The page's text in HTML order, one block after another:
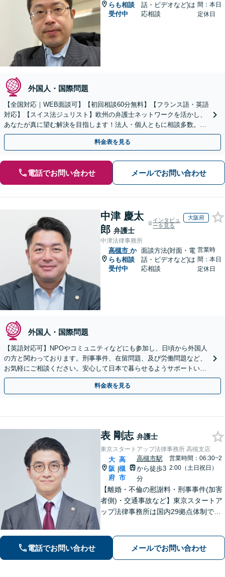
らも相談
受付中
話・ビデオなど)は
応相談
間：本日
定休日
外国人・国際問題
【全国対応｜WEB面談可】【初回相談60分無料】【フランス語・英語
対応】【スイス法ジュリスト】欧州の弁護士ネットワークを活かし、
あなたが真に望む解決を目指します！法人・個人ともに相談多数。細
やかな連絡と粘り強い交渉を徹底【休日・夜間相談可】
料金表を見る
電話でお問い合わせ メールでお問い合わせ
中津 慶太
郎 弁護士
インタビュ
ーを見る
大阪府
中津法律事務所
高槻市 か
らも相談
受付中
面談方法(対面・電
話・ビデオなど)は
応相談
営業時
間：本日
定休日
外国人・国際問題
【英語対応可】NPOやコミュニティなどにも参加し、日頃から外国人
の方と関わっております。刑事事件、在留問題、及び労働問題など、
お気軽にご相談ください。安心して日本で暮らせるようサポートいた
します【夜間・休日相談OK】【北浜駅2分】
料金表を見る
表 剛志 弁護士
東京スタートアップ法律事務所 高槻支店
大
阪
府
|
高
槻
市
高槻市駅
から徒歩3
分
営業時間：06:30~2
2:00（土日祝日）
【離婚・不倫の慰謝料・刑事事件(加害
者側)・交通事故など】東京スタートア
ップ法律事務所は国内29拠点体制で全
専門性の高い弁護士が寄り添い解決を
サポートします。
電話でお問い合わせ メールでお問い合わせ